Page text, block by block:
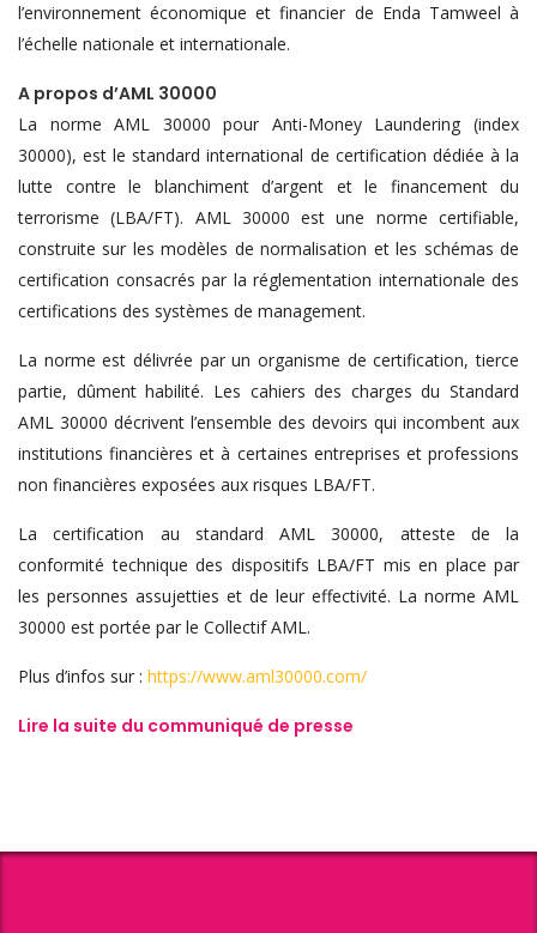
l’environnement économique et financier de Enda Tamweel à
l’échelle nationale et internationale.
A propos d’AML 30000
La norme AML 30000 pour Anti-Money Laundering (index
30000), est le standard international de certification dédiée à la
lutte contre le blanchiment d’argent et le financement du
terrorisme (LBA/FT). AML 30000 est une norme certifiable,
construite sur les modèles de normalisation et les schémas de
certification consacrés par la réglementation internationale des
certifications des systèmes de management.
La norme est délivrée par un organisme de certification, tierce
partie, dûment habilité. Les cahiers des charges du Standard
AML 30000 décrivent l’ensemble des devoirs qui incombent aux
institutions financières et à certaines entreprises et professions
non financières exposées aux risques LBA/FT.
La certification au standard AML 30000, atteste de la
conformité technique des dispositifs LBA/FT mis en place par
les personnes assujetties et de leur effectivité. La norme AML
30000 est portée par le Collectif AML.
Plus d’infos sur : https://www.aml30000.com/
Lire la suite du communiqué de presse